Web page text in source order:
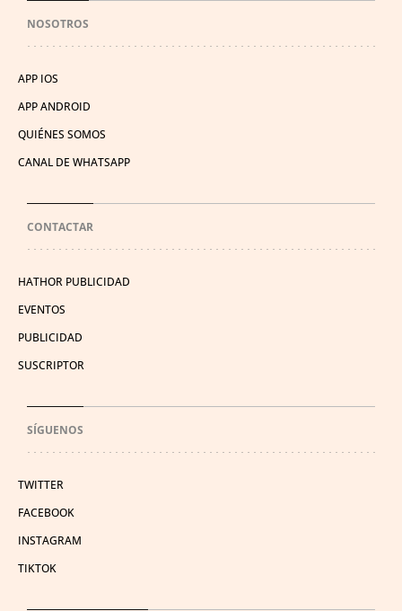
NOSOTROS
APP IOS
APP ANDROID
QUIÉNES SOMOS
CANAL DE WHATSAPP
CONTACTAR
HATHOR PUBLICIDAD
EVENTOS
PUBLICIDAD
SUSCRIPTOR
SÍGUENOS
TWITTER
FACEBOOK
INSTAGRAM
TIKTOK